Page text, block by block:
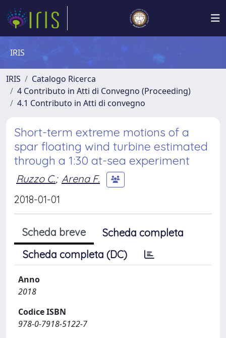
IRIS
IRIS
Catalogo Ricerca
4 Contributo in Atti di Convegno (Proceeding)
4.1 Contributo in Atti di convegno
Short-term extreme motions of a
spar floating wind turbine estimated
through a 1:30 at-sea experiment
Ruzzo C.; Arena F.
2018-01-01
Scheda breve
Scheda completa
Scheda completa (DC)
Anno
2018
Codice ISBN
978-0-7918-5122-7